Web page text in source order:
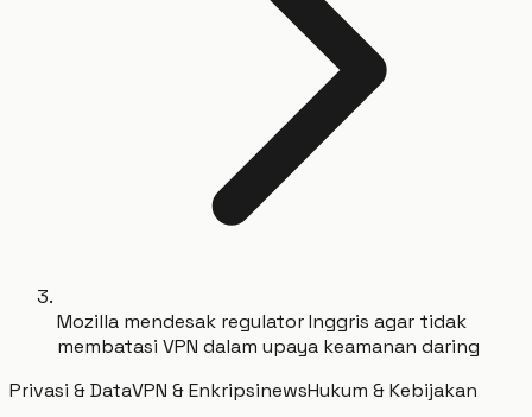
Mozilla mendesak regulator Inggris agar tidak
membatasi VPN dalam upaya keamanan daring
Privasi & DataVPN & EnkripsinewsHukum & Kebijakan